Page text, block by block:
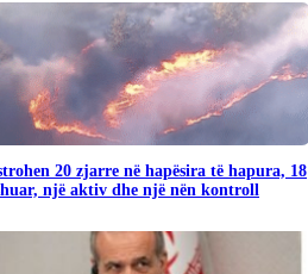
20 zjarre në hapësira të hapura, 18
një aktiv dhe një nën kontroll